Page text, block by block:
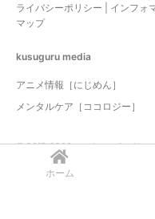
ホーム
ライバシーポリシー
インフォ
マップ
kusuguru media
アニメ情報［にじめん］
メンタルケア［ココロジー］
© 2017-2026 nazology. all rights